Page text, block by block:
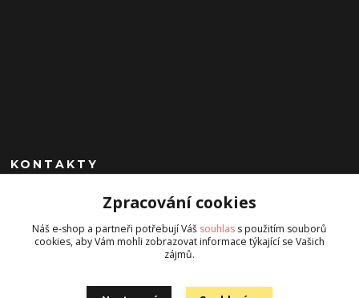
KONTAKTY
+420 602 260 963
jan.chrobak@seznam.cz
Zpracování cookies
Náš e-shop a partneři potřebují Váš souhlas s použitím souborů
cookies, aby Vám mohli zobrazovat informace týkající se Vašich
zájmů.